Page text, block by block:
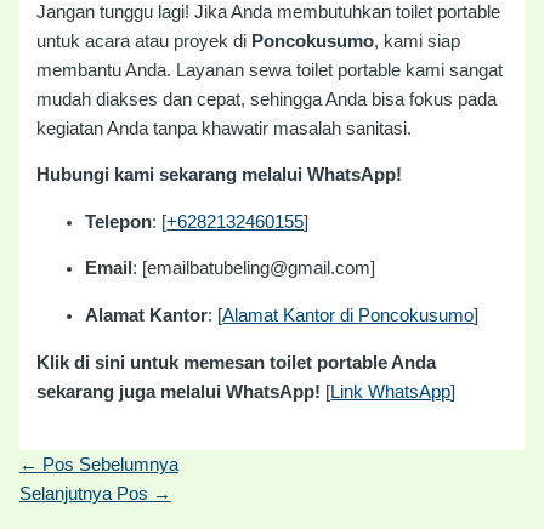
Jangan tunggu lagi! Jika Anda membutuhkan toilet portable
untuk acara atau proyek di Poncokusumo, kami siap
membantu Anda. Layanan sewa toilet portable kami sangat
mudah diakses dan cepat, sehingga Anda bisa fokus pada
kegiatan Anda tanpa khawatir masalah sanitasi.
Hubungi kami sekarang melalui WhatsApp!
Telepon: [+6282132460155]
Email : [emailbatubeling@gmail.com]
Alamat Kantor: [Alamat Kantor di Poncokusumo]
Klik di sini untuk memesan toilet portable Anda
sekarang juga melalui WhatsApp! [Link WhatsApp]
← Pos Sebelumnya
Selanjutnya Pos →